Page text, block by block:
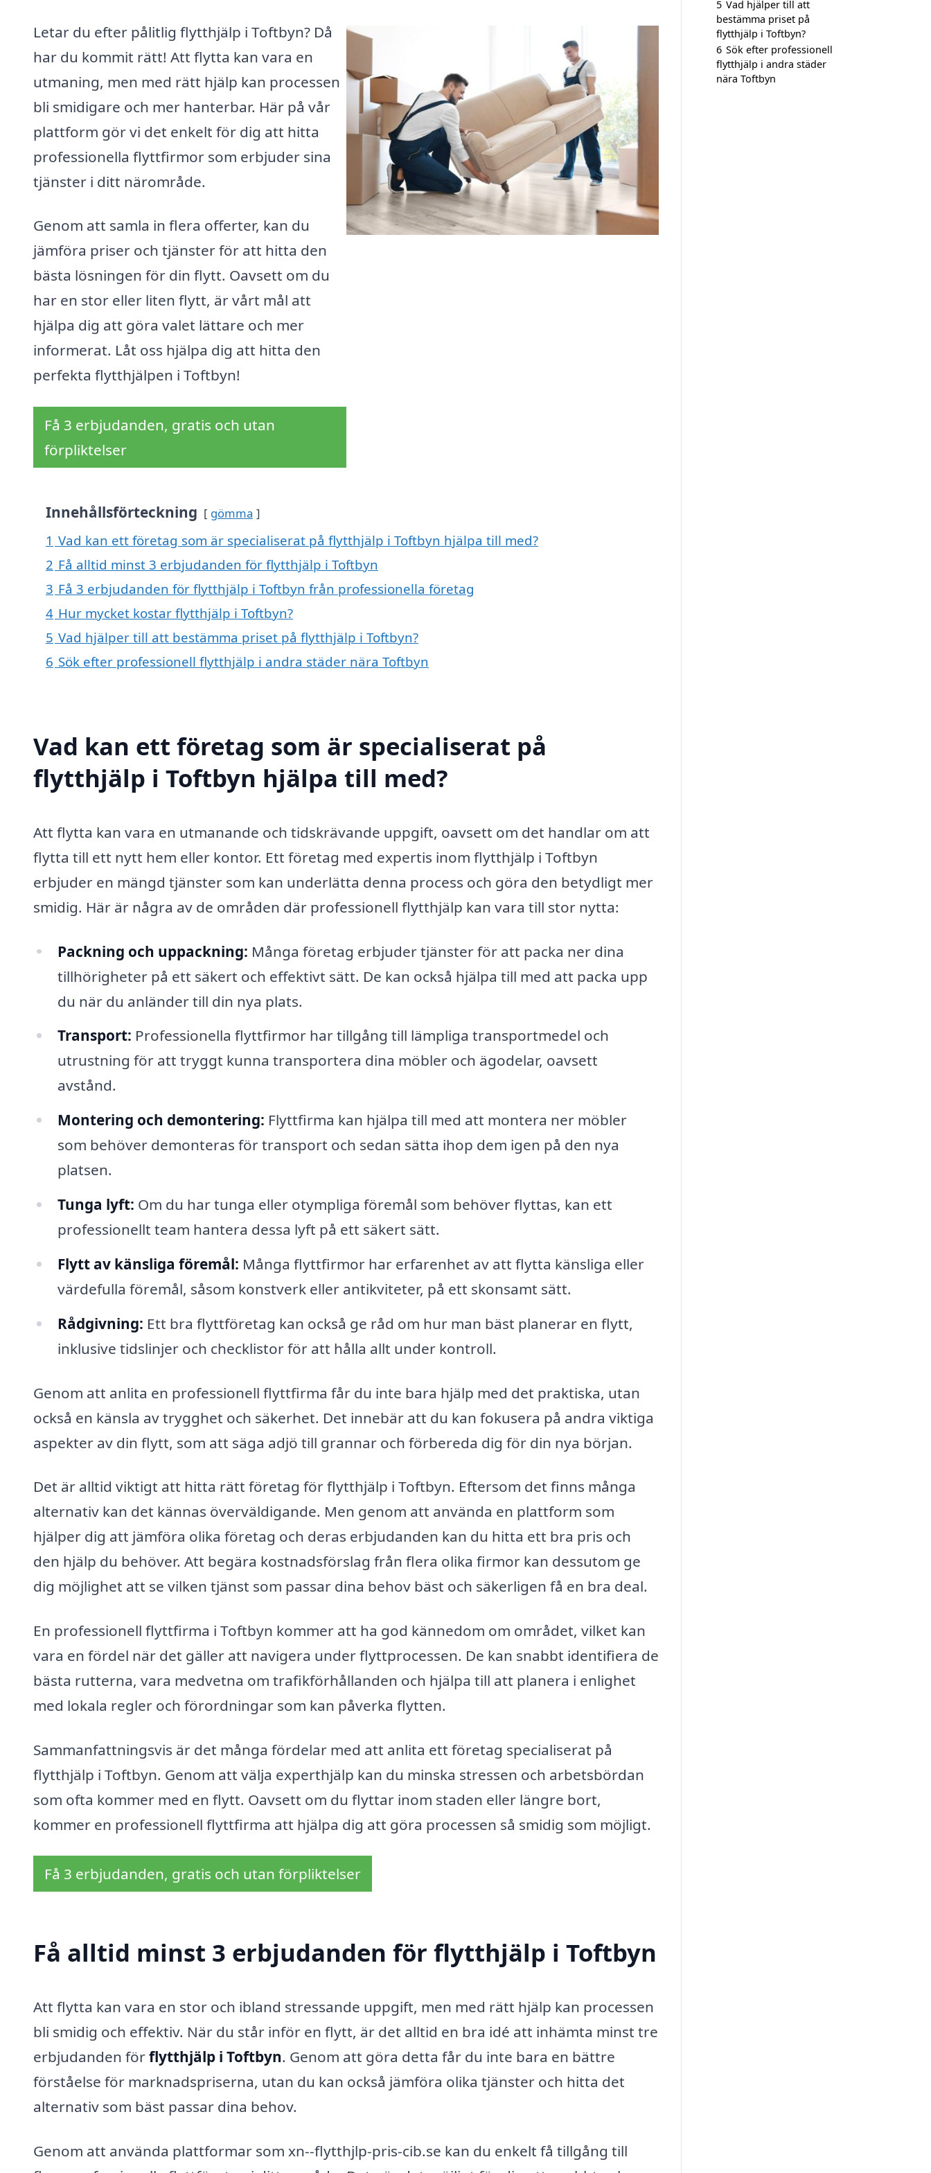
Letar du efter pålitlig flytthjälp i Toftbyn? Då
har du kommit rätt! Att flytta kan vara en
utmaning, men med rätt hjälp kan processen
bli smidigare och mer hanterbar. Här på vår
plattform gör vi det enkelt för dig att hitta
professionella flyttfirmor som erbjuder sina
tjänster i ditt närområde.
Genom att samla in flera offerter, kan du
jämföra priser och tjänster för att hitta den
bästa lösningen för din flytt. Oavsett om du
har en stor eller liten flytt, är vårt mål att
hjälpa dig att göra valet lättare och mer
informerat. Låt oss hjälpa dig att hitta den
perfekta flytthjälpen i Toftbyn!
Få 3 erbjudanden, gratis och utan
förpliktelser
Innehållsförteckning gömma
1 Vad kan ett företag som är specialiserat på flytthjälp i Toftbyn hjälpa till med?
2 Få alltid minst 3 erbjudanden för flytthjälp i Toftbyn
3 Få 3 erbjudanden för flytthjälp i Toftbyn från professionella företag
4 Hur mycket kostar flytthjälp i Toftbyn?
5 Vad hjälper till att bestämma priset på flytthjälp i Toftbyn?
6 Sök efter professionell flytthjälp i andra städer nära Toftbyn
Vad kan ett företag som är specialiserat på
flytthjälp i Toftbyn hjälpa till med?
Att flytta kan vara en utmanande och tidskrävande uppgift, oavsett om det handlar om att
flytta till ett nytt hem eller kontor. Ett företag med expertis inom flytthjälp i Toftbyn
erbjuder en mängd tjänster som kan underlätta denna process och göra den betydligt mer
smidig. Här är några av de områden där professionell flytthjälp kan vara till stor nytta:
Packning och uppackning: Många företag erbjuder tjänster för att packa ner dina
tillhörigheter på ett säkert och effektivt sätt. De kan också hjälpa till med att packa upp
du när du anländer till din nya plats.
Transport: Professionella flyttfirmor har tillgång till lämpliga transportmedel och
utrustning för att tryggt kunna transportera dina möbler och ägodelar, oavsett
avstånd.
Montering och demontering: Flyttfirma kan hjälpa till med att montera ner möbler
som behöver demonteras för transport och sedan sätta ihop dem igen på den nya
platsen.
Tunga lyft: Om du har tunga eller otympliga föremål som behöver flyttas, kan ett
professionellt team hantera dessa lyft på ett säkert sätt.
Flytt av känsliga föremål: Många flyttfirmor har erfarenhet av att flytta känsliga eller
värdefulla föremål, såsom konstverk eller antikviteter, på ett skonsamt sätt.
Rådgivning: Ett bra flyttföretag kan också ge råd om hur man bäst planerar en flytt,
inklusive tidslinjer och checklistor för att hålla allt under kontroll.
Genom att anlita en professionell flyttfirma får du inte bara hjälp med det praktiska, utan
också en känsla av trygghet och säkerhet. Det innebär att du kan fokusera på andra viktiga
aspekter av din flytt, som att säga adjö till grannar och förbereda dig för din nya början.
Det är alltid viktigt att hitta rätt företag för flytthjälp i Toftbyn. Eftersom det finns många
alternativ kan det kännas överväldigande. Men genom att använda en plattform som
hjälper dig att jämföra olika företag och deras erbjudanden kan du hitta ett bra pris och
den hjälp du behöver. Att begära kostnadsförslag från flera olika firmor kan dessutom ge
dig möjlighet att se vilken tjänst som passar dina behov bäst och säkerligen få en bra deal.
En professionell flyttfirma i Toftbyn kommer att ha god kännedom om området, vilket kan
vara en fördel när det gäller att navigera under flyttprocessen. De kan snabbt identifiera de
bästa rutterna, vara medvetna om trafikförhållanden och hjälpa till att planera i enlighet
med lokala regler och förordningar som kan påverka flytten.
Sammanfattningsvis är det många fördelar med att anlita ett företag specialiserat på
flytthjälp i Toftbyn. Genom att välja experthjälp kan du minska stressen och arbetsbördan
som ofta kommer med en flytt. Oavsett om du flyttar inom staden eller längre bort,
kommer en professionell flyttfirma att hjälpa dig att göra processen så smidig som möjligt.
Få 3 erbjudanden, gratis och utan förpliktelser
Få alltid minst 3 erbjudanden för flytthjälp i Toftbyn
Att flytta kan vara en stor och ibland stressande uppgift, men med rätt hjälp kan processen
bli smidig och effektiv. När du står inför en flytt, är det alltid en bra idé att inhämta minst tre
erbjudanden förflytthjälp i Toftbyn. Genom att göra detta får du inte bara en bättre
förståelse för marknadspriserna, utan du kan också jämföra olika tjänster och hitta det
alternativ som bäst passar dina behov.
Genom att använda plattformar som xn--flytthjlp-pris-cib.se kan du enkelt få tillgång till
5 Vad hjälper till att
bestämma priset på
flytthjälp i Toftbyn?
6 Sök efter professionell
flytthjälp i andra städer
nära Toftbyn